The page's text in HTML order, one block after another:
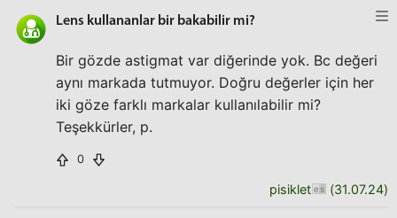
Lens kullananlar bir bakabilir mi?
Bir gözde astigmat var diğerinde yok. Bc değeri
aynı markada tutmuyor. Doğru değerler için her
iki göze farklı markalar kullanılabilir mi?
Teşekkürler, p.
0
pisiklet (31.07.24)